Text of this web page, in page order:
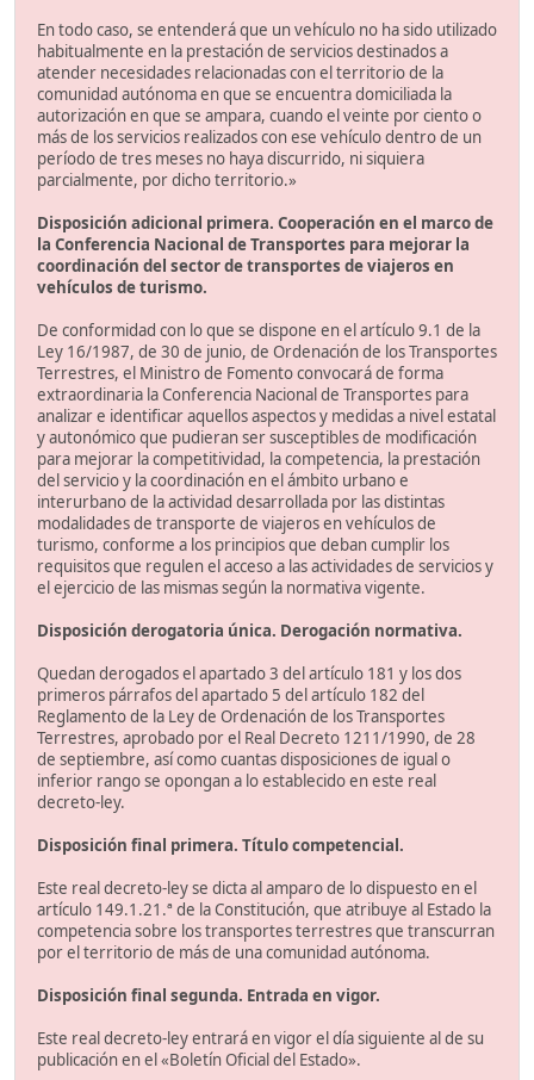
En todo caso, se entenderá que un vehículo no ha sido utilizado
habitualmente en la prestación de servicios destinados a
atender necesidades relacionadas con el territorio de la
comunidad autónoma en que se encuentra domiciliada la
autorización en que se ampara, cuando el veinte por ciento o
más de los servicios realizados con ese vehículo dentro de un
período de tres meses no haya discurrido, ni siquiera
parcialmente, por dicho territorio.»
Disposición adicional primera. Cooperación en el marco de
la Conferencia Nacional de Transportes para mejorar la
coordinación del sector de transportes de viajeros en
vehículos de turismo.
De conformidad con lo que se dispone en el artículo 9.1 de la
Ley 16/1987, de 30 de junio, de Ordenación de los Transportes
Terrestres, el Ministro de Fomento convocará de forma
extraordinaria la Conferencia Nacional de Transportes para
analizar e identificar aquellos aspectos y medidas a nivel estatal
y autonómico que pudieran ser susceptibles de modificación
para mejorar la competitividad, la competencia, la prestación
del servicio y la coordinación en el ámbito urbano e
interurbano de la actividad desarrollada por las distintas
modalidades de transporte de viajeros en vehículos de
turismo, conforme a los principios que deban cumplir los
requisitos que regulen el acceso a las actividades de servicios y
el ejercicio de las mismas según la normativa vigente.
Disposición derogatoria única. Derogación normativa.
Quedan derogados el apartado 3 del artículo 181 y los dos
primeros párrafos del apartado 5 del artículo 182 del
Reglamento de la Ley de Ordenación de los Transportes
Terrestres, aprobado por el Real Decreto 1211/1990, de 28
de septiembre, así como cuantas disposiciones de igual o
inferior rango se opongan a lo establecido en este real
decreto-ley.
Disposición final primera. Título competencial.
Este real decreto-ley se dicta al amparo de lo dispuesto en el
artículo 149.1.21.ª de la Constitución, que atribuye al Estado la
competencia sobre los transportes terrestres que transcurran
por el territorio de más de una comunidad autónoma.
Disposición final segunda. Entrada en vigor.
Este real decreto-ley entrará en vigor el día siguiente al de su
publicación en el «Boletín Oficial del Estado».